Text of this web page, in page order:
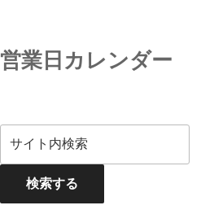
営業日カレンダー
検索する